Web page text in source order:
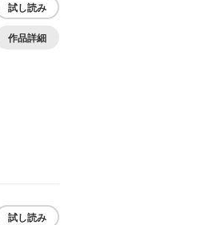
試し読み
作品詳細
試し読み